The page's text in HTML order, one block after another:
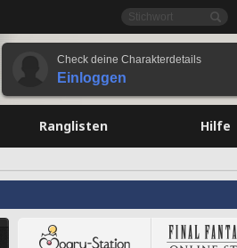
Check deine Charakterdetails
Einloggen
Ranglisten Hilfe